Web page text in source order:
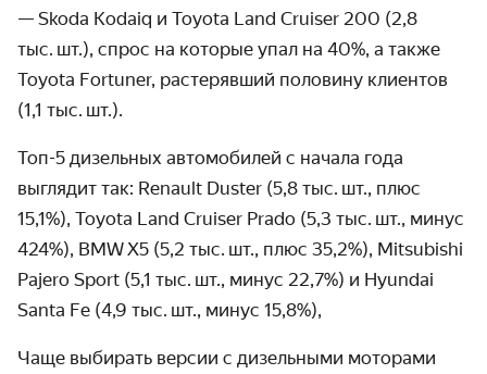
— Skoda Kodaiq и Toyota Land Cruiser 200 (2,8
тыс. шт.), спрос на которые упал на 40%, а также
Toyota Fortuner, растерявший половину клиентов
(1,1 тыс. шт.).
Топ-5 дизельных автомобилей с начала года
выглядит так: Renault Duster (5,8 тыс. шт., плюс
15,1%), Toyota Land Cruiser Prado (5,3 тыс. шт., минус
424%), BMW X5 (5,2 тыс. шт., плюс 35,2%), Mitsubishi
Pajero Sport (5,1 тыс. шт., минус 22,7%) и Hyundai
Santa Fe (4,9 тыс. шт., минус 15,8%),
Чаще выбирать версии с дизельными моторами